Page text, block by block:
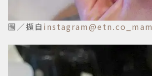
圖／擷自 instagram@etn.co_mam